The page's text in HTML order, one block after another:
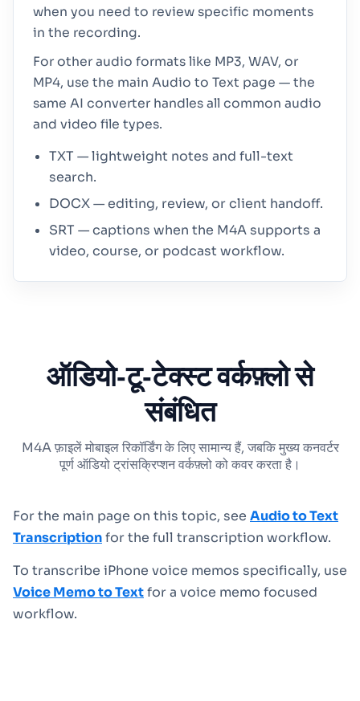
when you need to review specific moments
in the recording.
For other audio formats like MP3, WAV, or
MP4, use the main Audio to Text page — the
same AI converter handles all common audio
and video file types.
TXT — lightweight notes and full-text
search.
DOCX — editing, review, or client handoff.
SRT — captions when the M4A supports a
video, course, or podcast workflow.
ऑडियो‑टू‑टेक्स्ट वर्कफ़्लो से
संबंधित
M4A फ़ाइलें मोबाइल रिकॉर्डिंग के लिए सामान्य हैं, जबकि मुख्य कनवर्टर
पूर्ण ऑडियो ट्रांसक्रिप्शन वर्कफ़्लो को कवर करता है।
For the main page on this topic, see Audio to Text
Transcriptionfor the full transcription workflow.
To transcribe iPhone voice memos specifically, use
Voice Memo to Textfor a voice memo focused
workflow.